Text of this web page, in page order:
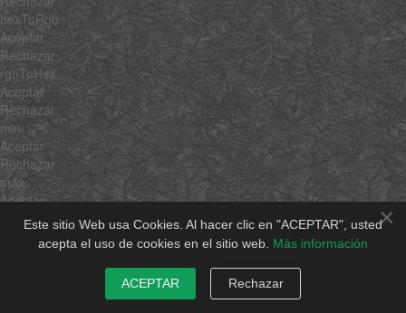
×
Este sitio Web usa Cookies. Al hacer clic en "ACEPTAR", usted
acepta el uso de cookies en el sitio web. Más información
ACEPTAR Rechazar
hexToRgb
Aceptar
Rechazar
rgbToHex
Aceptar
Rechazar
min
Aceptar
Rechazar
max
Aceptar
Rechazar
Aceptar